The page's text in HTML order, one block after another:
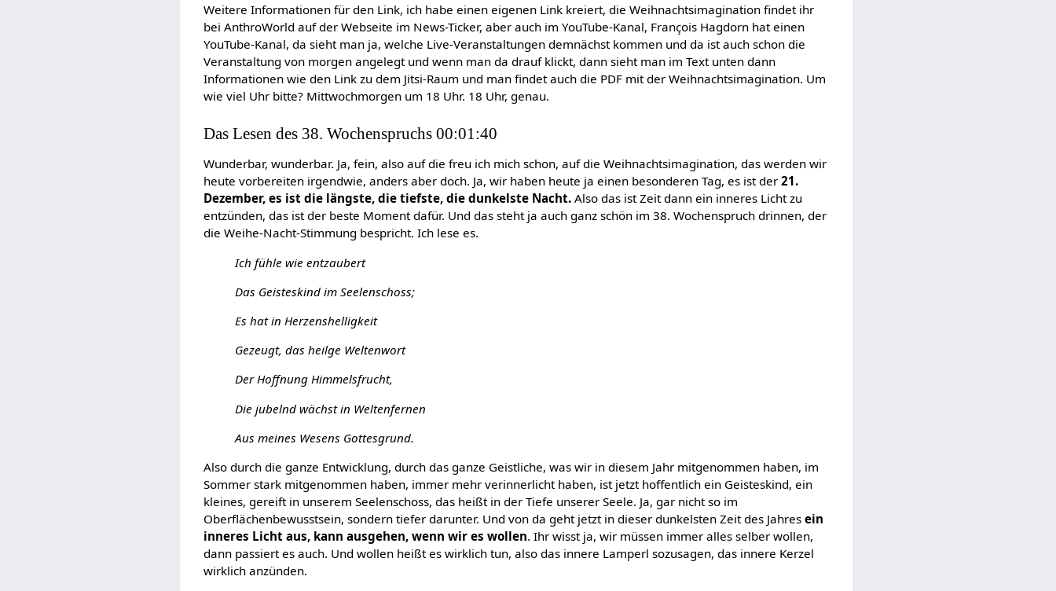
Weitere Informationen für den Link, ich habe einen eigenen Link kreiert, die Weihnachtsimagination findet ihr
bei AnthroWorld auf der Webseite im News-Ticker, aber auch im YouTube-Kanal, François Hagdorn hat einen
YouTube-Kanal, da sieht man ja, welche Live-Veranstaltungen demnächst kommen und da ist auch schon die
Veranstaltung von morgen angelegt und wenn man da drauf klickt, dann sieht man im Text unten dann
Informationen wie den Link zu dem Jitsi-Raum und man findet auch die PDF mit der Weihnachtsimagination. Um
wie viel Uhr bitte? Mittwochmorgen um 18 Uhr. 18 Uhr, genau.
Das Lesen des 38. Wochenspruchs 00:01:40
Wunderbar, wunderbar. Ja, fein, also auf die freu ich mich schon, auf die Weihnachtsimagination, das werden wir
heute vorbereiten irgendwie, anders aber doch. Ja, wir haben heute ja einen besonderen Tag, es ist der21.
Dezember, es ist die längste, die tiefste, die dunkelste Nacht. Also das ist Zeit dann ein inneres Licht zu
entzünden, das ist der beste Moment dafür. Und das steht ja auch ganz schön im 38. Wochenspruch drinnen, der
die Weihe-Nacht-Stimmung bespricht. Ich lese es.
Ich fühle wie entzaubert
Das Geisteskind im Seelenschoss;
Es hat in Herzenshelligkeit
Gezeugt, das heilge Weltenwort
Der Hoffnung Himmelsfrucht,
Die jubelnd wächst in Weltenfernen
Aus meines Wesens Gottesgrund.
Also durch die ganze Entwicklung, durch das ganze Geistliche, was wir in diesem Jahr mitgenommen haben, im
Sommer stark mitgenommen haben, immer mehr verinnerlicht haben, ist jetzt hoffentlich ein Geisteskind, ein
kleines, gereift in unserem Seelenschoss, das heißt in der Tiefe unserer Seele. Ja, gar nicht so im
Oberflächenbewusstsein, sondern tiefer darunter. Und von da geht jetzt in dieser dunkelsten Zeit des Jahresein
inneres Licht aus, kann ausgehen, wenn wir es wollen. Ihr wisst ja, wir müssen immer alles selber wollen,
dann passiert es auch. Und wollen heißt es wirklich tun, also das innere Lamperl sozusagen, das innere Kerzel
wirklich anzünden.